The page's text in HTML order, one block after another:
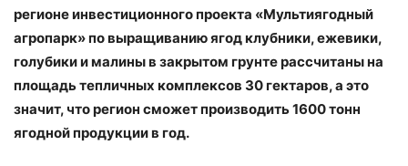
регионе инвестиционного проекта «Мультиягодный
агропарк» по выращиванию ягод клубники, ежевики,
голубики и малины в закрытом грунте рассчитаны на
площадь тепличных комплексов 30 гектаров, а это
значит, что регион сможет производить 1600 тонн
ягодной продукции в год.